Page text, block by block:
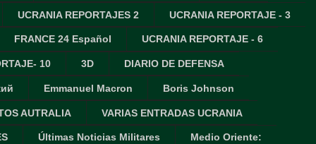
UCRANIA REPORTAJES 2 UCRANIA REPORTAJE - 3
FRANCE 24 Español UCRANIA REPORTAJE - 6
10 3D DIARIO DE DEFENSA
Emmanuel Macron Boris Johnson
AUTRALIA VARIAS ENTRADAS UCRANIA
Últimas Noticias Militares Medio Oriente: